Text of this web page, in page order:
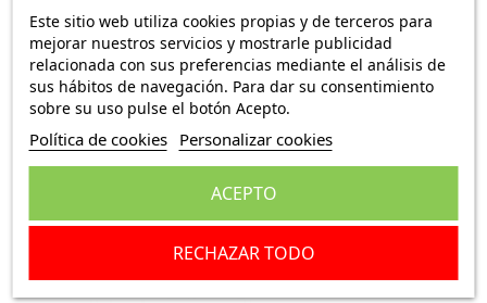
94,95 € 94,95 €
Este sitio web utiliza cookies propias y de terceros para
mejorar nuestros servicios y mostrarle publicidad
relacionada con sus preferencias mediante el análisis de
sus hábitos de navegación. Para dar su consentimiento
sobre su uso pulse el botón Acepto.
Política de cookies Personalizar cookies
RECHAZAR TODO
ACEPTO